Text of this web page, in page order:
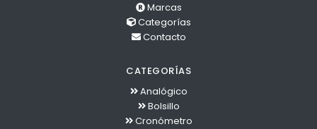
Marcas
Categorías
Contacto
CATEGORÍAS
Analógico
Bolsillo
Cronómetro